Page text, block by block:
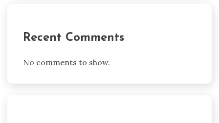
Recent Comments
No comments to show.